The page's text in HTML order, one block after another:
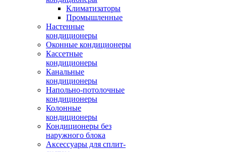
Климатизаторы
Промышленные
Настенные
кондиционеры
Оконные кондиционеры
Кассетные
кондиционеры
Канальные
кондиционеры
Напольно-потолочные
кондиционеры
Колонные
кондиционеры
Кондиционеры без
наружного блока
Аксессуары для сплит-